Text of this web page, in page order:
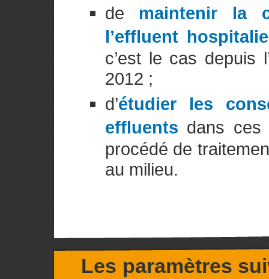
de maintenir la
l’effluent
c’est le cas depuis
2012 ;
d’étudier les
effluents dans ces
procédé de
au milieu.
Les paramètres